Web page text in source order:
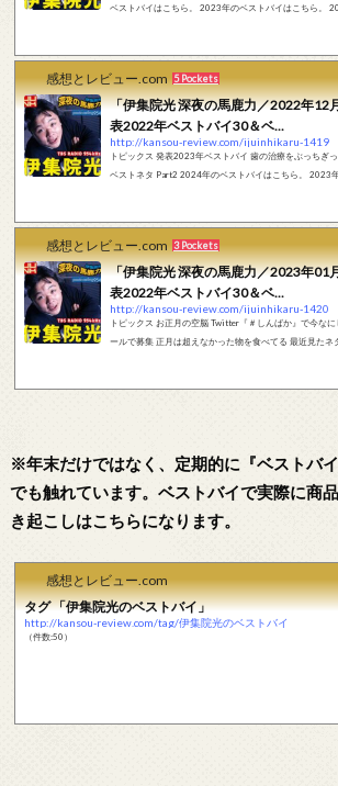
ベストバイはこちら。 2023年のベストバイはこちら。
リットルの取って付きのゴミ袋』。こういうのって30か
れが1位。45個くらいは30位。 もうすぐ30
感想とレビュー.com 5 Pockets
「伊集院光 深夜の馬鹿力／2022年12
表2022年ベストバイ30＆ベ...
http://kansou-review.com/ijuinhikaru-1419
トピックス 発表2023年ベストバイ 歯の治療をぶっちぎった 発表2022年ベストバイ30＆
ベストネタ Part2 2024年のベストバイはこちら。 2023
す。 フリートーク 2023年ベストバイ。『インプラントの手術』。来年の1位が決まった。
歯が痛くなって歯医者に行った。しばらく来なかったで
感想とレビュー.com 3 Pockets
「伊集院光 深夜の馬鹿力／2023年01
表2022年ベストバイ30＆ベ...
http://kansou-review.com/ijuinhikaru-1420
トピックス お正月の空脳 Twitter『＃しんばか』で今なにしてる？ 話して欲しいことをメ
ールで募集 正月は超えなかった物を食べてる 最近見たネタ番組 年末に見た面白いドキュメ
※年末だけではなく、定期的に『ベストバ
でも触れています。ベストバイで実際に商
き起こしはこちらになります。
感想とレビュー.com
タグ 「伊集院光のベストバイ」
http://kansou-review.com/tag/伊集院光のベストバイ
（件数:50）